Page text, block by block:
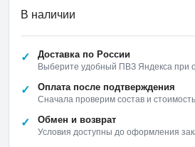
В наличии
Доставка по России
Выберите удобный ПВЗ Яндекса при
Оплата после подтверждения
Сначала проверим состав и
Обмен и возврат
Условия доступны до оформления